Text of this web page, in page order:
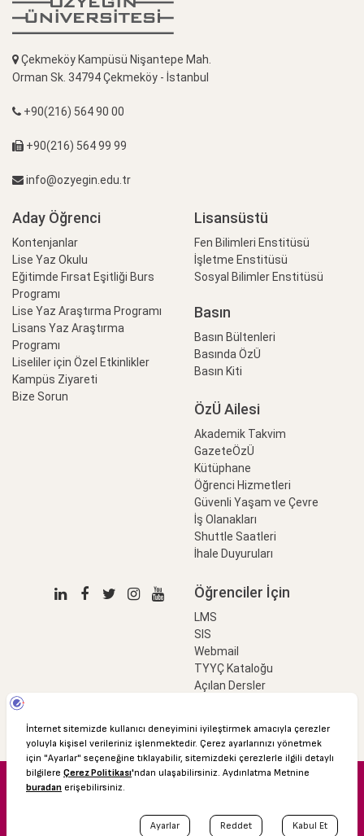
Çekmeköy Kampüsü Nişantepe Mah.
Orman Sk. 34794 Çekmeköy - İstanbul
+90(216) 564 90 00
+90(216) 564 99 99
info@ozyegin.edu.tr
Aday Öğrenci
Kontenjanlar
Lise Yaz Okulu
Eğitimde Fırsat Eşitliği Burs
Programı
Lise Yaz Araştırma Programı
Lisans Yaz Araştırma
Programı
Liseliler için Özel Etkinlikler
Kampüs Ziyareti
Bize Sorun
Lisansüstü
Fen Bilimleri Enstitüsü
İşletme Enstitüsü
Sosyal Bilimler Enstitüsü
Basın
Basın Bültenleri
Basında ÖzÜ
Basın Kiti
ÖzÜ Ailesi
Akademik Takvim
GazeteÖzÜ
Kütüphane
Öğrenci Hizmetleri
Güvenli Yaşam ve Çevre
İş Olanakları
Shuttle Saatleri
İhale Duyuruları
Öğrenciler İçin
LMS
SIS
Webmail
TYYÇ Kataloğu
Açılan Dersler
© 2016 Özyeğin Üniversitesi
Akademik Takvim
Kişisel Verilerin Korunması